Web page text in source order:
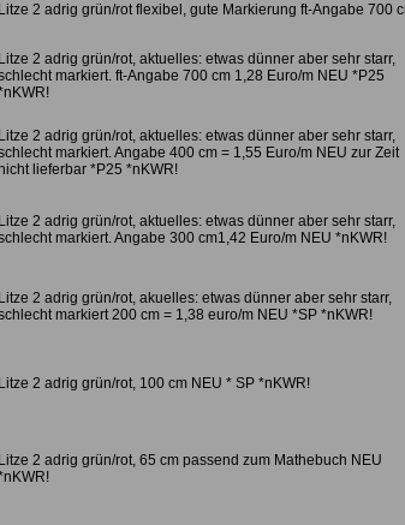
Litze 2 adrig grün/rot flexibel, gute Markierung ft-Angabe 700
Litze 2 adrig grün/rot, aktuelles: etwas dünner aber sehr starr,
markiert. ft-Angabe 700 cm 1,28 Euro/m NEU *P25
Litze 2 adrig grün/rot, aktuelles: etwas dünner aber sehr starr,
markiert. Angabe 400 cm = 1,55 Euro/m NEU zur Zeit
lieferbar *P25 *nKWR!
Litze 2 adrig grün/rot, aktuelles: etwas dünner aber sehr starr,
markiert. Angabe 300 cm1,42 Euro/m NEU *nKWR!
Litze 2 adrig grün/rot, akuelles: etwas dünner aber sehr starr,
markiert 200 cm = 1,38 euro/m NEU *SP *nKWR!
Litze 2 adrig grün/rot, 100 cm NEU * SP *nKWR!
Litze 2 adrig grün/rot, 65 cm passend zum Mathebuch NEU